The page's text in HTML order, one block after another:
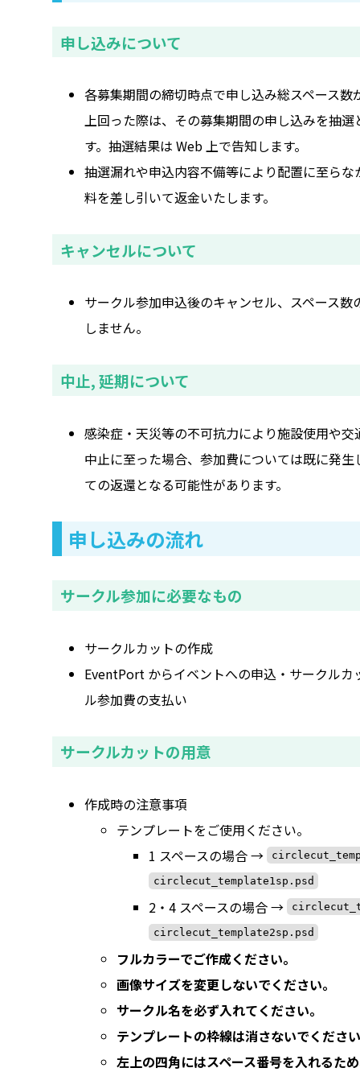
申し込みについて
各募集期間の締切時点で申し込み総スペース数
上回った際は、その募集期間の申し込みを抽
す。抽選結果は Web 上で告知します。
抽選漏れや申込内容不備等により配置に至ら
料を差し引いて返金いたします。
キャンセルについて
サークル参加申込後のキャンセル、スペース数
しません。
中止, 延期について
感染症・天災等の不可抗力により施設使用や
中止に至った場合、参加費については既に発
ての返還となる可能性があります。
申し込みの流れ
サークル参加に必要なもの
サークルカットの作成
EventPort からイベントへの申込・サークルカ
ル参加費の支払い
サークルカットの用意
作成時の注意事項
テンプレートをご使用ください。
1 スペースの場合 →
circlecut_template1sp.psd
2・4 スペースの場合 →
circlecut_template2sp.psd
フルカラーでご作成ください。
画像サイズを変更しないでください。
サークル名を必ず入れてください。
テンプレートの枠線は消さないでくださ
左上の四角にはスペース番号を入れるた